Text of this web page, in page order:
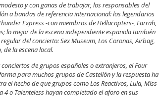
y con ganas de trabajar, los responsables del
a bandas de referencia internacional: los legendarios
Express -con miembros de Hellacopters-, Farrah,
lo mejor de la escena independiente española también
del concierto: Sex Museum, Los Coronas, Airbag,
de la escena local.
de grupos españoles o extranjeros, el Four
para muchos grupos de Castellón y la respuesta ha
el hecho de que grupos como Los Reactivos, Lula, Miss
4 o Talenteless hayan completado el aforo en sus